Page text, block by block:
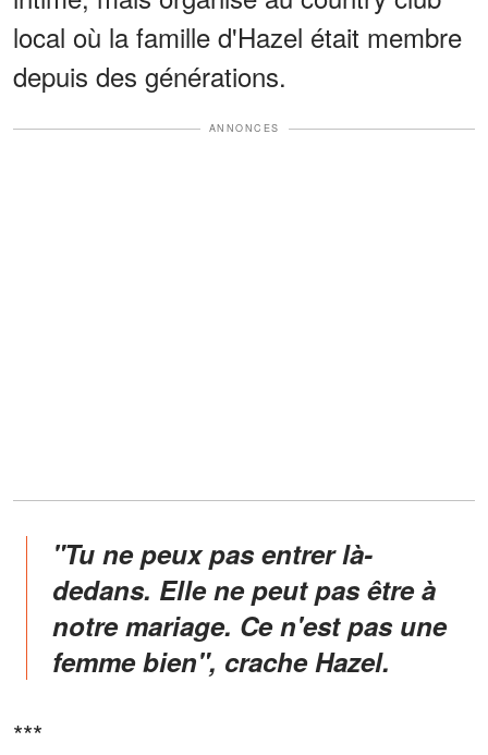
local où la famille d'Hazel était membre
depuis des générations.
ANNONCES
"Tu ne peux pas entrer là-
dedans. Elle ne peut pas être à
notre mariage. Ce n'est pas une
femme bien", crache Hazel.
***